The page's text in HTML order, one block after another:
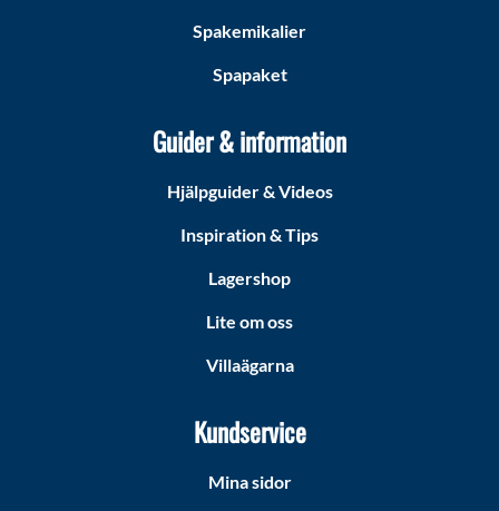
Spakemikalier
Spapaket
Guider & information
Hjälpguider & Videos
Inspiration & Tips
Lagershop
Lite om oss
Villaägarna
Kundservice
Mina sidor